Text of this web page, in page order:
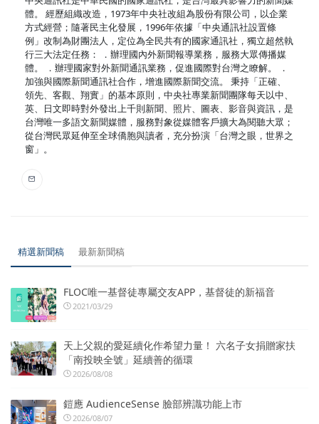
體。 經歷組織改造，1973年中央社改組為股份有限公司，以企業
方式經營；隨著民主化發展，1996年依據「中央通訊社設置條
例」改制為財團法人，定位為全民共有的國家通訊社，獨立超然執
行三大法定任務： ．辦理國內外新聞報導業務，服務大眾傳播媒
體。 ．辦理國家對外新聞通訊業務，促進國際對台灣之瞭解。 ．
加強與國際新聞通訊社合作，增進國際新聞交流。 秉持「正確、
領先、客觀、翔實」的基本原則，中央社專業新聞團隊每天以中、
英、日文即時對外發出上千則新聞、照片、圖表、影音與資訊，是
台灣唯一多語文新聞媒體，服務對象從媒體客戶擴大為閱聽大眾；
從台灣民眾延伸至全球僑胞與讀者，充分扮演「台灣之眼，世界之
窗」。
精選新聞稿 最新新聞稿
FLOC唯一基督徒專屬交友APP，基督徒的新福音
2021/03/29
天上父親的愛延續化作希望力量！ 六名子女捐贈家扶
「南投映全號」延續善的循環
2026/08/08
鎧應 AudienceSense 臉部辨識功能上市
2026/08/07